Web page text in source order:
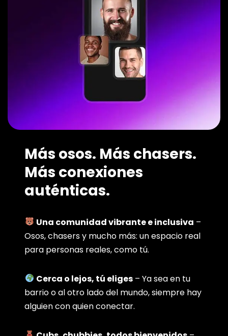
Más osos. Más chasers.
Más conexiones
auténticas.
Una comunidad vibrante e inclusiva –
Osos, chasers y mucho más: un espacio real
para personas reales, como tú.
Cerca o lejos, tú eliges– Ya sea en tu
barrio o al otro lado del mundo, siempre hay
alguien con quien conectar.